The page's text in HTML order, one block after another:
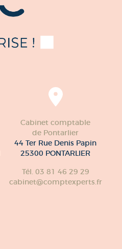
Cabinet comptable
de Pontarlier
44 Ter Rue Denis Papin
25300 PONTARLIER
Tél. 03 81 46 29 29
cabinet@comptexperts.fr